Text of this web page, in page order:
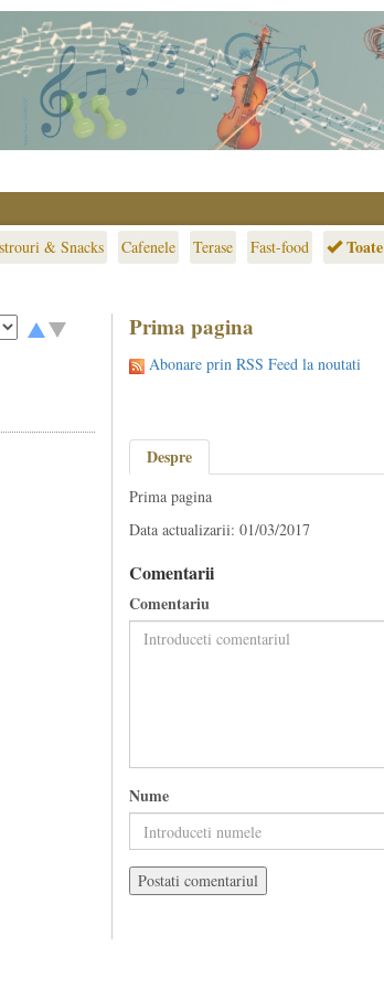
& Snacks Cafenele Terase Fast-food Toate
Prima pagina
Abonare prin RSS Feed la noutati
Despre
Prima pagina
Data actualizarii: 01/03/2017
Comentarii
Comentariu
Nume